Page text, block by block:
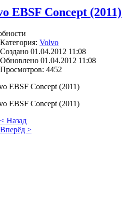
EBSF Concept (2011)
Категория: Volvo
Создано 01.04.2012 11:08
Обновлено 01.04.2012 11:08
Просмотров: 4452
< Назад
Вперёд >